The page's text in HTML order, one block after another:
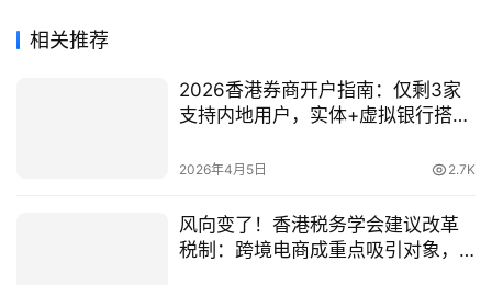
相关推荐
2026香港券商开户指南：仅剩3家
支持内地用户，实体+虚拟银行搭配
2026年4月5日 2.7K
风向变了！香港税务学会建议改革
税制：跨境电商成重点吸引对象，